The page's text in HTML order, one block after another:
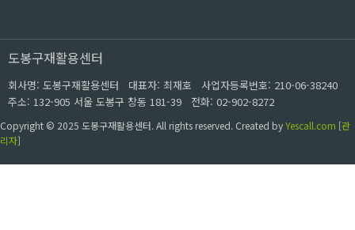
도봉구재활용센터
회사명: 도봉구재활용센터 대표자: 최재호 사업자등록번호: 210-06-38240
주소: 132-905 서울 도봉구 창동 181-39 전화: 02-902-8272
Copyright © 2025 도봉구재활용센터. All rights reserved. Created byYescall.com [관
리자]